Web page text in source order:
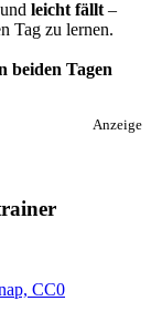
und leicht fällt –
Tag zu lernen.
beiden Tagen
Anzeige